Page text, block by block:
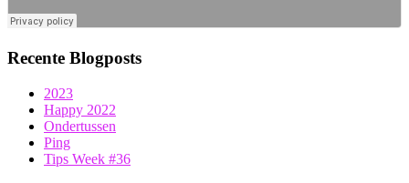
Recente Blogposts
2023
Happy 2022
Ondertussen
Ping
Tips Week #36